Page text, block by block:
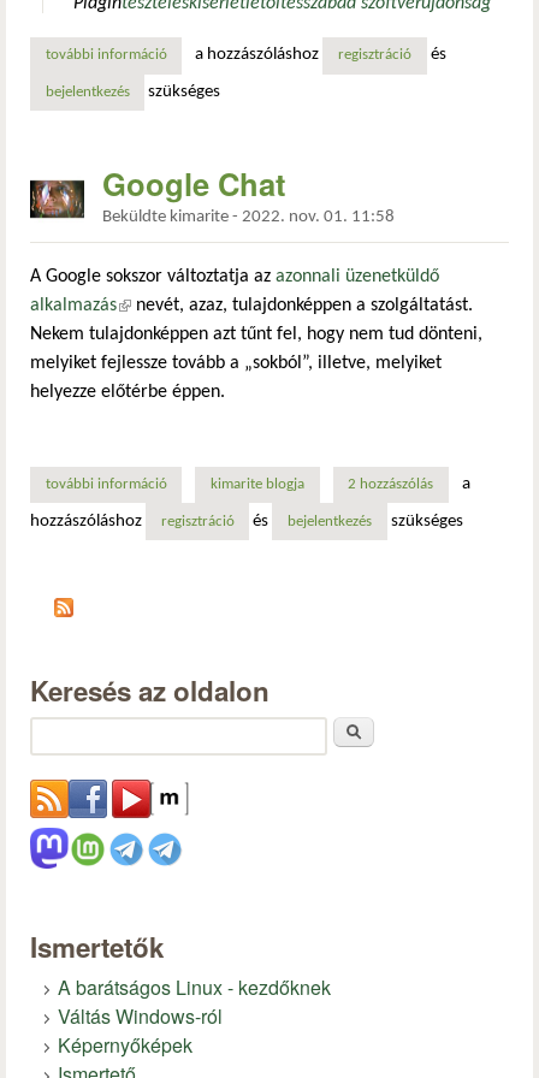
további információmegjelent a pidgin 3.0 első kísérleti változata! tartalommal
a hozzászóláshoz regisztráció és
bejelentkezés szükséges
Google Chat
Beküldte kimarite - 2022. nov. 01. 11:58
A Google sokszor változtatja az azonnali üzenetküldő
alkalmazás(külső hivatkozás)
nevét, azaz, tulajdonképpen a szolgáltatást.
Nekem tulajdonképpen azt tűnt fel, hogy nem tud dönteni,
melyiket fejlessze tovább a „sokból”, illetve, melyiket
helyezze előtérbe éppen.
további információgoogle chat tartalommal kapcsolatosan
kimarite blogja 2 hozzászólás a
hozzászóláshoz regisztráció és bejelentkezés szükséges
Keresés az oldalon
Ismertetők
A barátságos Linux - kezdőknek
Váltás Windows-ról
Képernyőképek